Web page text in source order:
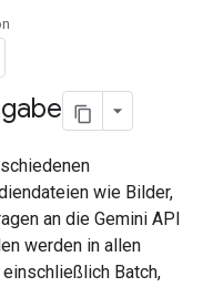
wie Bilder,
an die Gemini API
werden in allen
Batch,